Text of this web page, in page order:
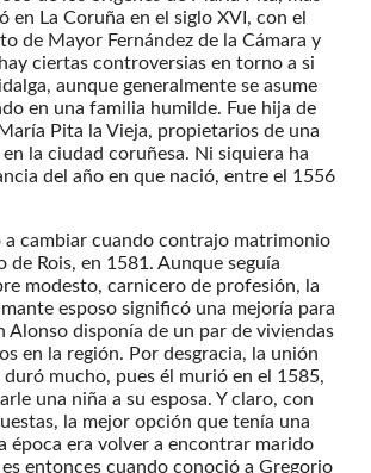
en La Coruña en el siglo XVI, con el
de Mayor Fernández de la Cámara y
ciertas controversias en torno a si
aunque generalmente se asume
en una familia humilde. Fue hija de
Pita la Vieja, propietarios de una
la ciudad coruñesa. Ni siquiera ha
del año en que nació, entre el 1556
a cambiar cuando contrajo matrimonio
de Rois, en 1581. Aunque seguía
modesto, carnicero de profesión, la
esposo significó una mejoría para
Alonso disponía de un par de viviendas
en la región. Por desgracia, la unión
mucho, pues él murió en el 1585,
una niña a su esposa. Y claro, con
la mejor opción que tenía una
época era volver a encontrar marido
entonces cuando conoció a Gregorio